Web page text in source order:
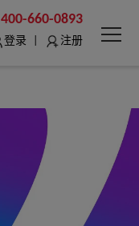
400-660-0893
登录 注册